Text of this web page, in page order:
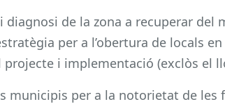
diagnosi de la zona a recuperar del
per a l’obertura de locals
projecte i implementació (exclòs el
municipis per a la notorietat de les